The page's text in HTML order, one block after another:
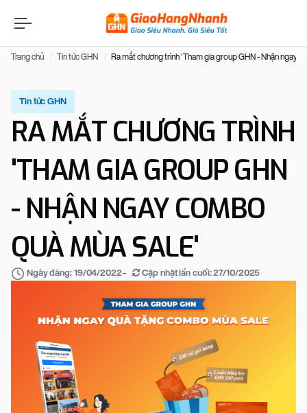
Trang chủ Tin tức GHN Ra mắt chương trình 'Tham gia group GHN - Nhận ngay
Tin tức GHN
RA MẮT CHƯƠNG TRÌNH
'THAM GIA GROUP GHN
- NHẬN NGAY COMBO
QUÀ MÙA SALE'
Ngày đăng: 19/04/2022– Cập nhật lần cuối:27/10/2025